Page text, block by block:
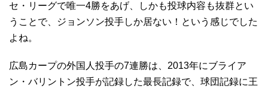
セ・リーグで唯一4勝をあげ、しかも投球内容も抜群とい
うことで、ジョンソン投手しか居ない！という感じでした
よね。
広島カープの外国人投手の7連勝は、2013年にブライア
ン・バリントン投手が記録した最長記録で、球団記録に王